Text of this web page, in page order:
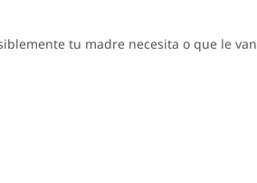
tu madre necesita o que le van